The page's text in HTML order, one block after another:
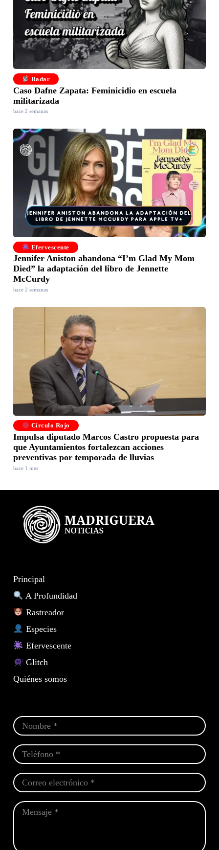
Radar
Caso Dafne Zapata: Feminicidio en escuela
militarizada
hace 2 semanas
Efervescente
Jennifer Aniston abandona “I’m Glad My Mom
Died” la adaptación del libro de Jennette
McCurdy
hace 2 semanas
Círculo Rojo
Impulsa diputado Marcos Castro propuesta para
que Ayuntamientos fortalezcan acciones
preventivas por temporada de lluvias
hace 1 mes
Principal
A Profundidad
Rastreador
Especies
Efervescente
Glitch
Quiénes somos